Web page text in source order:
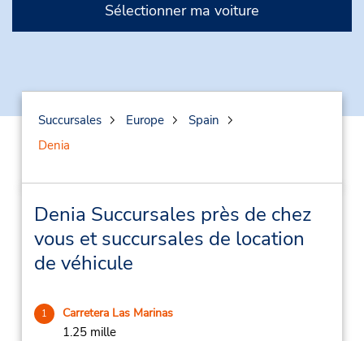
Sélectionner ma voiture
Succursales Europe
Spain
Denia
Denia Succursales près de chez
vous et succursales de location
de véhicule
1 Carretera Las Marinas
1.25 mille